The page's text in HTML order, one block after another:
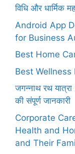
विधि और धार्मिक
Android App
for Business
Best Home
Best Wellness
जगन्नाथ रथ
की संपूर्ण जानकारी
Corporate
Health and
and Their